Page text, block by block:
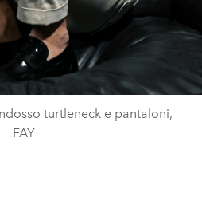
turtleneck e pantaloni,
FAY